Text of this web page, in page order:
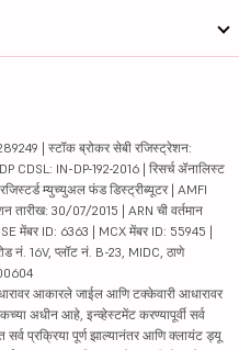
| स्टॉक ब्रोकर सेबी रजिस्ट्रेशन:
CDSL: IN-DP-192-2016 | रिसर्च ॲनालिस्ट
म्युच्युअल फंड डिस्ट्रीब्यूटर | AMFI
तारीख: 30/07/2015 | ARN ची वर्तमान
मेंबर ID: 6363 | MCX मेंबर ID: 55945 |
नं. 16V, प्लॉट नं. B-23, MIDC, ठाणे
आकारले जाईल आणि टक्केवारी आधारावर
अधीन आहे, इन्व्हेस्टमेंट करण्यापूर्वी सर्व
प्रक्रिया पूर्ण झाल्यानंतर आणि क्लायंट ड्यू